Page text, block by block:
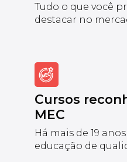
Tudo o que você
destacar no
Cursos
MEC
Há mais de 19
educação de